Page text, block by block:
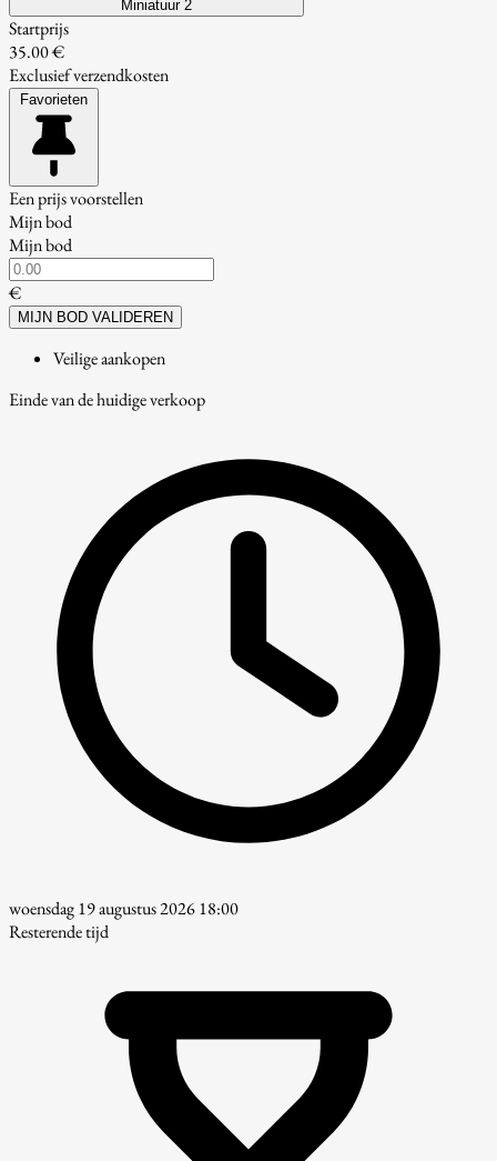
Miniatuur 2
Startprijs
35.00 €
Exclusief verzendkosten
Favorieten
Een prijs voorstellen
Mijn bod
Mijn bod
€
MIJN BOD VALIDEREN
Veilige aankopen
Einde van de huidige verkoop
woensdag 19 augustus 2026 18:00
Resterende tijd